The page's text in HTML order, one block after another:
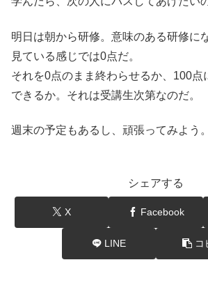
明日は朝から研修。意味のある研修に
見ている感じでは0点だ。
それを0点のまま終わらせるか、100点
できるか。それは受講生次第なのだ。
週末の予定もあるし、頑張ってみよう。
シェアする
X Facebook
LINE コ